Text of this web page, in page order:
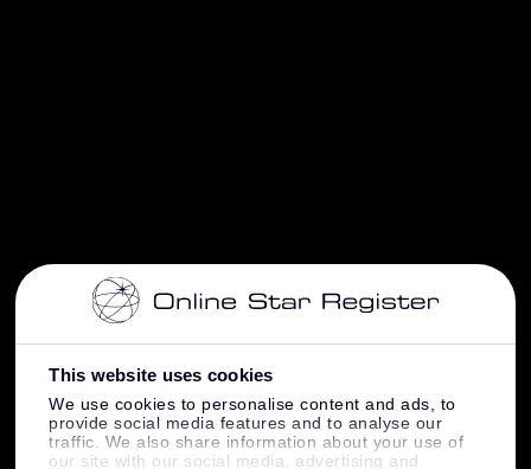
This website uses cookies
We use cookies to personalise content and ads, to
provide social media features and to analyse our
traffic. We also share information about your use of
our site with our social media, advertising and